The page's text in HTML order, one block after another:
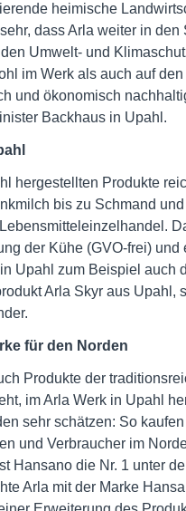
heimische
dass Arla weiter in
Umwelt- und
im Werk als auch auf
und ökonomisch
Backhaus in Upahl.
hergestellten Produkte
bis zu Schmand
der Kühe (GVO-frei)
Upahl zum Beispiel auch
Arla Skyr aus Upahl,
für den Norden
Produkte der
im Arla Werk in Upahl
sehr schätzen: So
und Verbraucher im
Hansano die Nr. 1 unter
Arla mit der Marke